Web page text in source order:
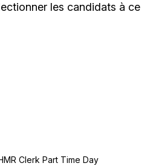
les candidats à ce
Clerk Part Time Day